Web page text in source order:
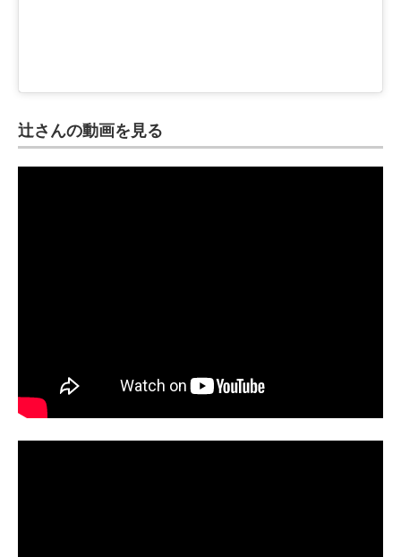
辻さんの動画を見る